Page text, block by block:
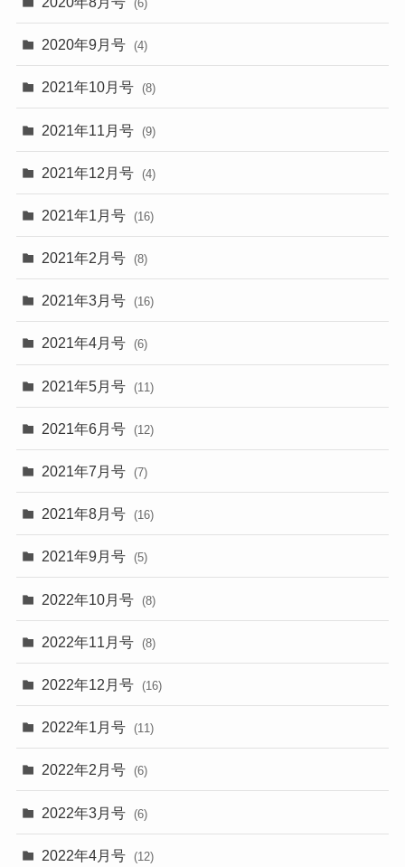
(6)
2020年9月号 (4)
2021年10月号 (8)
2021年11月号 (9)
2021年12月号 (4)
2021年1月号 (16)
2021年2月号 (8)
2021年3月号 (16)
2021年4月号 (6)
2021年5月号 (11)
2021年6月号 (12)
2021年7月号 (7)
2021年8月号 (16)
2021年9月号 (5)
2022年10月号 (8)
2022年11月号 (8)
2022年12月号 (16)
2022年1月号 (11)
2022年2月号 (6)
2022年3月号 (6)
2022年4月号 (12)